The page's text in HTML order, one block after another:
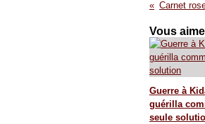
Vous
Guerre à
guérilla
seule